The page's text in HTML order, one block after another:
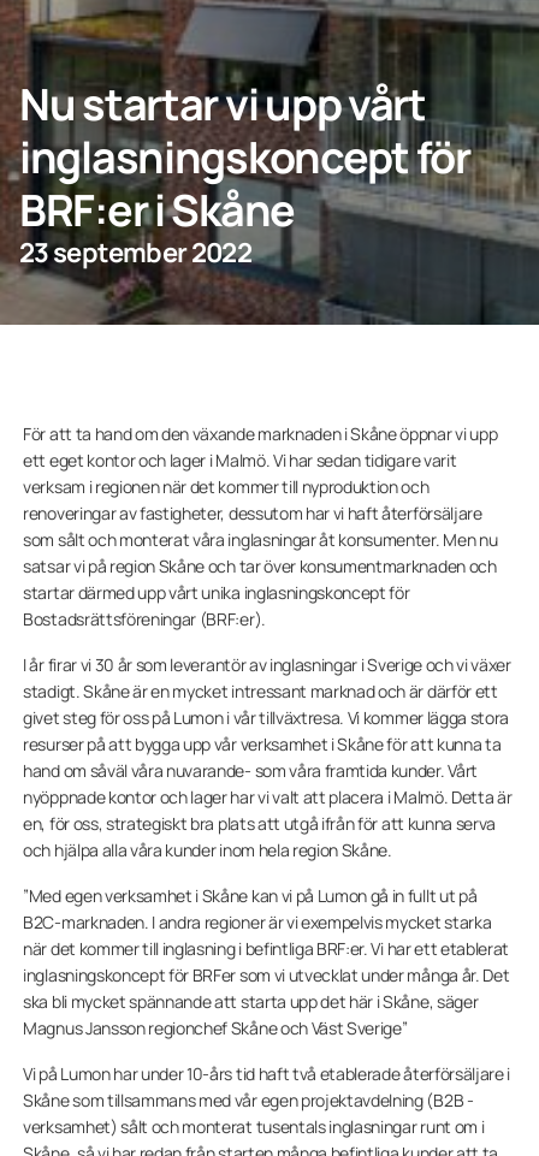
Privatperson
Företagskund
KONTAKTA OSS
Nu startar vi upp vårt
inglasningskoncept för
BRF:er i Skåne
23 september 2022
För att ta hand om den växande marknaden i Skåne öppnar vi upp
ett eget kontor och lager i Malmö. Vi har sedan tidigare varit
verksam i regionen när det kommer till nyproduktion och
renoveringar av fastigheter, dessutom har vi haft återförsäljare
som sålt och monterat våra inglasningar åt konsumenter. Men nu
satsar vi på region Skåne och tar över konsumentmarknaden och
startar därmed upp vårt unika inglasningskoncept för
Bostadsrättsföreningar (BRF:er).
I år firar vi 30 år som leverantör av inglasningar i Sverige och vi växer
stadigt. Skåne är en mycket intressant marknad och är därför ett
givet steg för oss på Lumon i vår tillväxtresa. Vi kommer lägga stora
resurser på att bygga upp vår verksamhet i Skåne för att kunna ta
hand om såväl våra nuvarande- som våra framtida kunder. Vårt
nyöppnade kontor och lager har vi valt att placera i Malmö. Detta är
en, för oss, strategiskt bra plats att utgå ifrån för att kunna serva
och hjälpa alla våra kunder inom hela region Skåne.
”Med egen verksamhet i Skåne kan vi på Lumon gå in fullt ut på
B2C-marknaden. I andra regioner är vi exempelvis mycket starka
när det kommer till inglasning i befintliga BRF:er. Vi har ett etablerat
inglasningskoncept för BRFer som vi utvecklat under många år. Det
ska bli mycket spännande att starta upp det här i Skåne, säger
Magnus Jansson regionchef Skåne och Väst Sverige”
Vi på Lumon har under 10-års tid haft två etablerade återförsäljare i
Skåne som tillsammans med vår egen projektavdelning (B2B -
verksamhet) sålt och monterat tusentals inglasningar runt om i